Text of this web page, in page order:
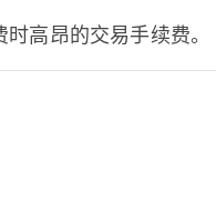
高昂的交易手续费。